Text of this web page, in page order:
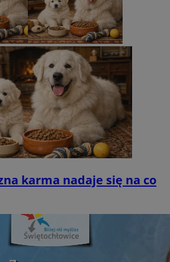
karma nadaje się na co